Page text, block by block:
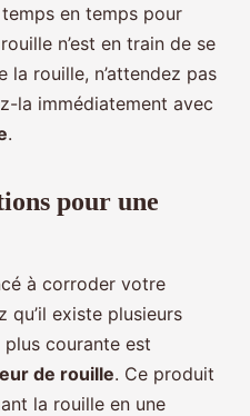
en temps pour
n’est en train de se
rouille, n’attendez pas
la immédiatement avec
.
pour une
à corroder votre
existe plusieurs
courante est
de rouille. Ce produit
la rouille en une